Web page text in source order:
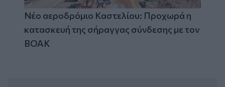
Νέο αεροδρόμιο Καστελίου: Προχωρά η
κατασκευή της σήραγγας σύνδεσης με τον
ΒΟΑΚ